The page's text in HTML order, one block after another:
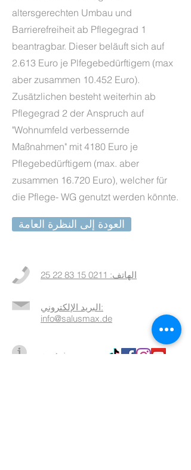
altersgerechten Umbau und
Barrierefreiheit ab Pflegegrad 1
beantragbar. Dieser beläuft sich auf
2.613 Euro je Plfegebedürftigem (max
aber zusammen 10.452 Euro).
Zusätzlichen besteht weiterhin ab
Pflegegrad 2 der Anspruch auf
"Wohnumfeld verbessernde
Maßnahmen" mit 4180 Euro je
Pflegebedürftigem (max. aber
zusammen 16.720 Euro), welcher für
die Pflege- WG genutzt werden könnte.
العودة إلى النظرة العامة
الهاتف: 0211 15 83 22 25
البريد الإلكتروني:
info@salusmax.de
مزيد من